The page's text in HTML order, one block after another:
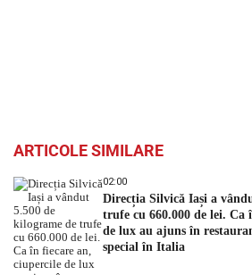
ARTICOLE SIMILARE
02:00
Direcția Silvică Iași a
trufe cu 660.000 de lei. Ca
de lux au ajuns în
special în Italia